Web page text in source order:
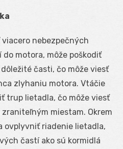
nebezpečných
motora, môže poškodiť
časti, čo môže viesť
zlyhaniu motora. Vtáčie
trup lietadla, čo môže viesť
miestam. Okrem
ovplyvniť riadenie lietadla,
častí ako sú kormidlá